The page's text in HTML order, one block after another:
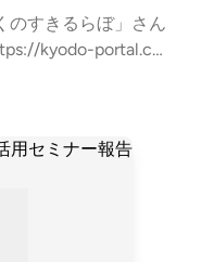
のすきるらぼ」さん
kyodo-portal.cit
お問い合